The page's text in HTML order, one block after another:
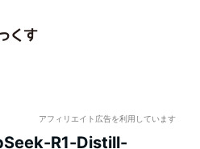
アフィリエイト広告を利用しています
R1-Distill-